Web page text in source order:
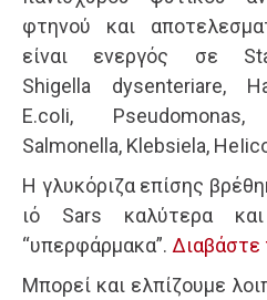
φτηνού και
είναι ενεργός σε
Shigella dysenteriare,
E.coIi,
Salmonella, Klebsiela,
Η γλυκόριζα επίσης
ιό Sars καλύτερα
“υπερφάρμακα”. Διαβάστε
Μπορεί και ελπίζουμε